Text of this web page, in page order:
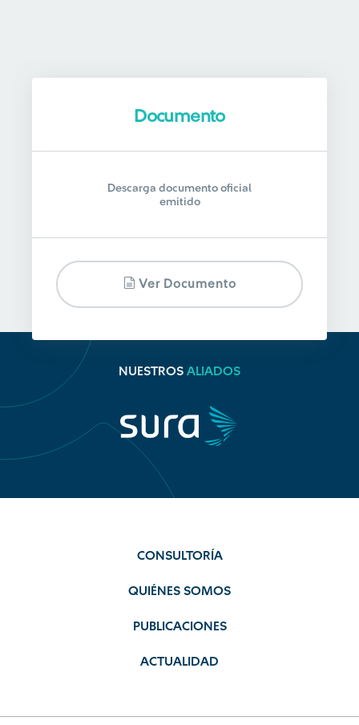
Documento
Descarga documento oficial
emitido
Ver Documento
NUESTROS ALIADOS
CONSULTORÍA
QUIÉNES SOMOS
PUBLICACIONES
ACTUALIDAD